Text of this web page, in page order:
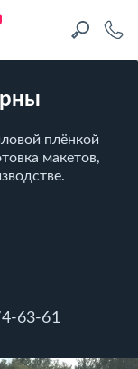
плёнкой
макетов,
63-61